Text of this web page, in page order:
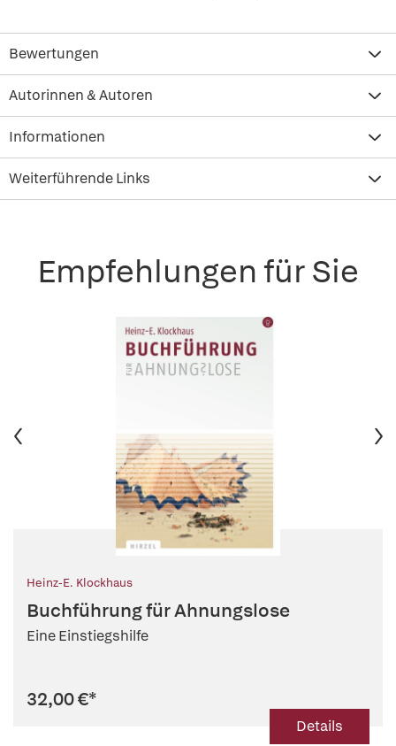
Bewertungen
Autorinnen & Autoren
Informationen
Weiterführende Links
Empfehlungen für Sie
Heinz-E. Klockhaus
Buchführung für Ahnungslose
Eine Einstiegshilfe
32,00 €*
Details